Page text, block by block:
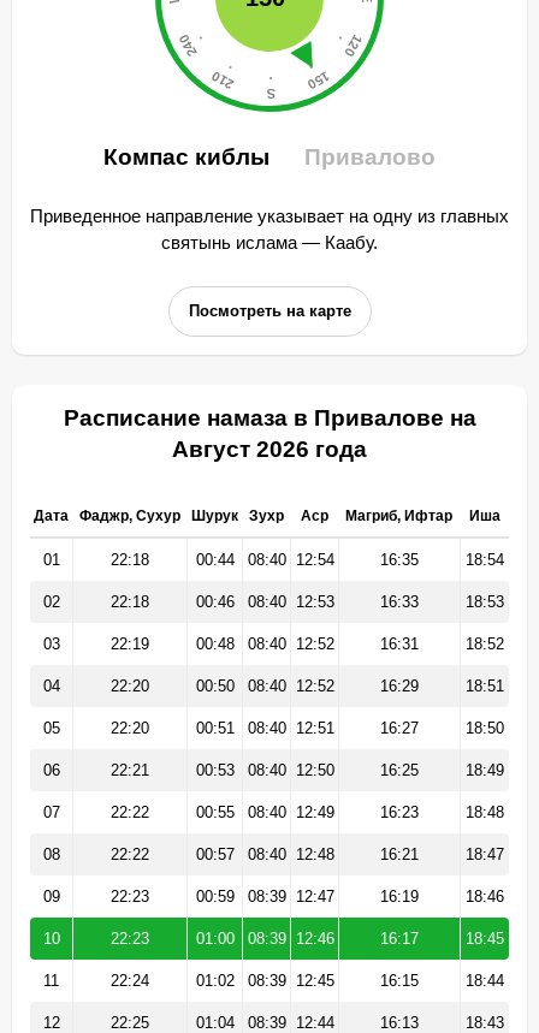
Компас киблы Привалово
Приведенное направление указывает на одну из главных
святынь ислама — Каабу.
Посмотреть на карте
Расписание намаза в Привалове на
Август 2026 года
Дата Фаджр, Сухур Шурук Зухр Аср Магриб, Ифтар Иша
01 22:18 00:44 08:40 12:54 16:35 18:54
02 22:18 00:46 08:40 12:53 16:33 18:53
03 22:19 00:48 08:40 12:52 16:31 18:52
04 22:20 00:50 08:40 12:52 16:29 18:51
05 22:20 00:51 08:40 12:51 16:27 18:50
06 22:21 00:53 08:40 12:50 16:25 18:49
07 22:22 00:55 08:40 12:49 16:23 18:48
08 22:22 00:57 08:40 12:48 16:21 18:47
09 22:23 00:59 08:39 12:47 16:19 18:46
10 22:23 01:00 08:39 12:46 16:17 18:45
11 22:24 01:02 08:39 12:45 16:15 18:44
12 22:25 01:04 08:39 12:44 16:13 18:43